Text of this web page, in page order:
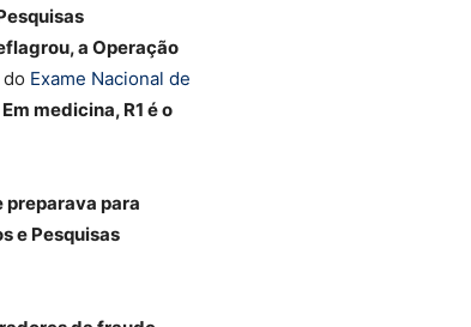
a Operação
Exame Nacional de
Em medicina, R1 é o
preparava para
e Pesquisas